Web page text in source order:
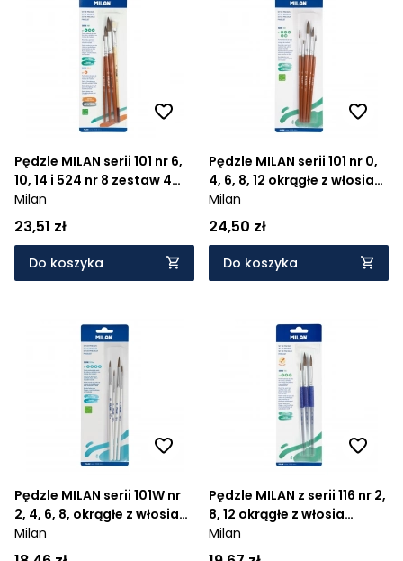
Pędzle MILAN serii 101 nr 6,
10, 14 i 524 nr 8 zestaw 4
szt. na blistrze
Milan
23,51 zł
Do koszyka
Pędzle MILAN serii 101 nr 0,
4, 6, 8, 12 okrągłe z włosia
koziego zestaw 5 szt. na
blistrze
Milan
24,50 zł
Do koszyka
Pędzle MILAN serii 101W nr
2, 4, 6, 8, okrągłe z włosia
koziego zestaw 4 szt. na
blistrze
Milan
Pędzle MILAN z serii 116 nr 2,
8, 12 okrągłe z włosia
koziego zestaw 3 szt. na
blistrze
Milan